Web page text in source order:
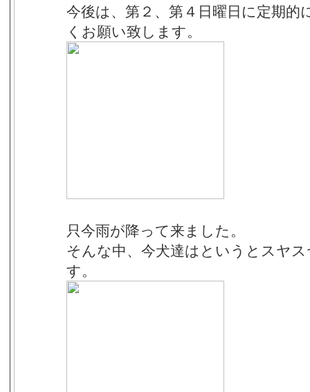
今後は、第２、第４日曜日に定期
くお願い致します。
只今雨が降って来ました。
そんな中、今犬達はというとスヤ
す。